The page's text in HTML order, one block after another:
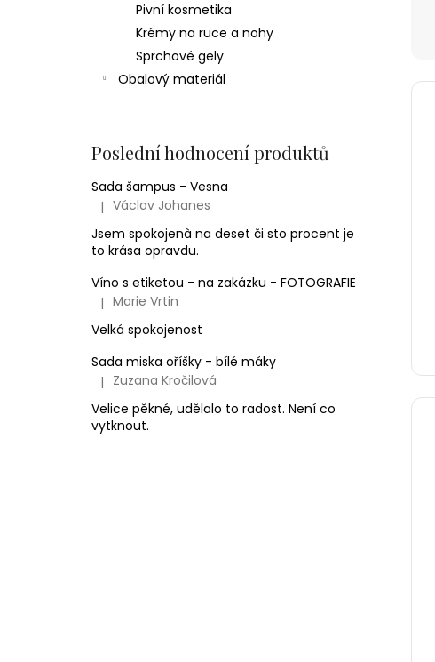
Pivní kosmetika
Krémy na ruce a nohy
Sprchové gely
Obalový materiál
Poslední hodnocení produktů
Sada šampus - Vesna
Hodnocení produktu je 5 z 5 hvězdiček.
| Václav Johanes
Jsem spokojenà na deset či sto procent je
to krása opravdu.
Víno s etiketou - na zakázku - FOTOGRAFIE
Hodnocení produktu je 5 z 5 hvězdiček.
| Marie Vrtin
Velká spokojenost
Sada miska oříšky - bílé máky
Hodnocení produktu je 5 z 5 hvězdiček.
| Zuzana Kročilová
Velice pěkné, udělalo to radost. Není co
vytknout.